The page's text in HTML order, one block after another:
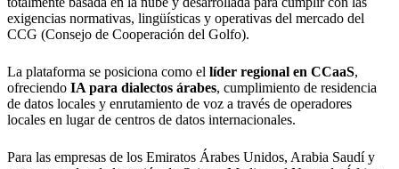
exigencias normativas, lingüísticas y operativas del mercado del
CCG (Consejo de Cooperación del Golfo).
La plataforma se posiciona como el líder regional en CCaaS,
ofreciendo IA para dialectos árabes, cumplimiento de residencia
de datos locales y enrutamiento de voz a través de operadores
locales en lugar de centros de datos internacionales.
Para las empresas de los Emiratos Árabes Unidos, Arabia Saudí y